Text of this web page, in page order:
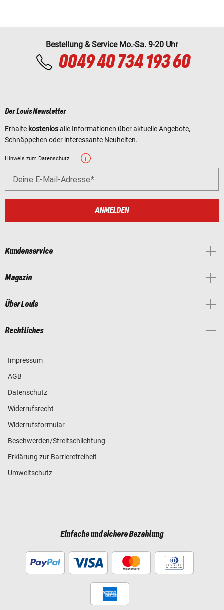
Bestellung & Service Mo.-Sa. 9-20 Uhr
0049 40 734 193 60
Der Louis Newsletter
Erhalte kostenlosalle Informationen über aktuelle Angebote,
Schnäppchen oder interessante Neuheiten.
Hinweis zum Datenschutz
Deine E-Mail-Adresse
ANMELDEN
Kundenservice
Magazin
Über Louis
Rechtliches
Impressum
AGB
Datenschutz
Widerrufsrecht
Widerrufsformular
Beschwerden/Streitschlichtung
Erklärung zur Barrierefreiheit
Umweltschutz
Einfache und sichere Bezahlung